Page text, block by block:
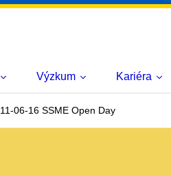
Výzkum Kariéra
06-16 SSME Open Day